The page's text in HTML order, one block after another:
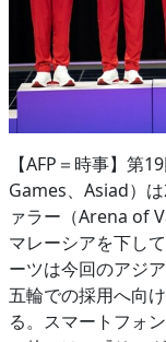
【AFP＝時事】第
Games、Asiad）
ァラー（Arena of
マレーシアを下し
ーツは今回のアジ
五輪での採用へ向
る。スマートフォ